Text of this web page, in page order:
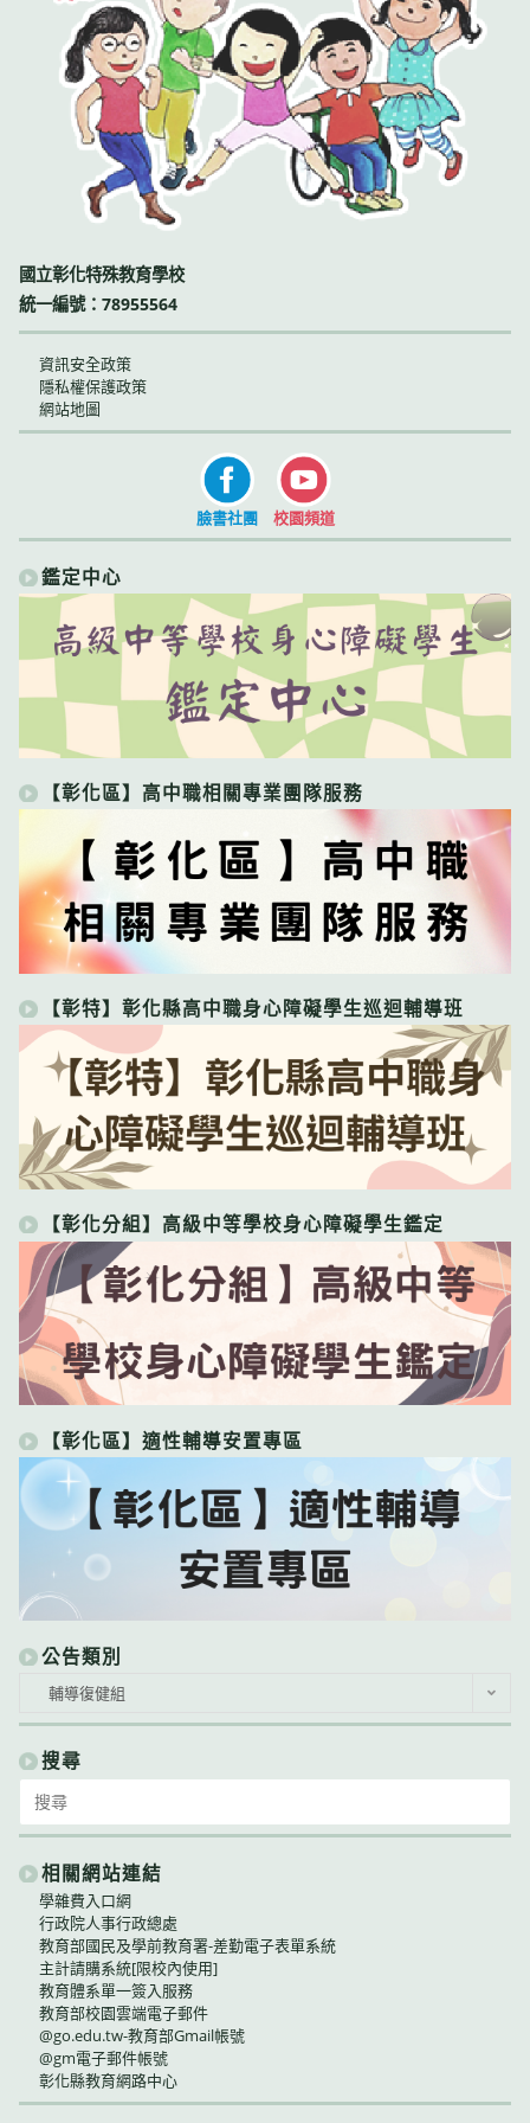
國立彰化特殊教育學校
統一編號：78955564
資訊安全政策
隱私權保護政策
網站地圖
臉書社團 校園頻道
鑑定中心
【彰化區】高中職相關專業團隊服務
【彰特】彰化縣高中職身心障礙學生巡迴輔導班
【彰化分組】高級中等學校身心障礙學生鑑定
【彰化區】適性輔導安置專區
公告類別
類
別
輔導復健組
搜尋
for:
相關網站連結
學雜費入口網
行政院人事行政總處
教育部國民及學前教育署-差勤電子表單系統
主計請購系統[限校內使用]
教育體系單一簽入服務
教育部校園雲端電子郵件
@go.edu.tw-教育部Gmail帳號
@gm電子郵件帳號
彰化縣教育網路中心